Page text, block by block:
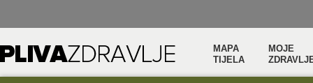
MAPA
TIJELA
MOJE